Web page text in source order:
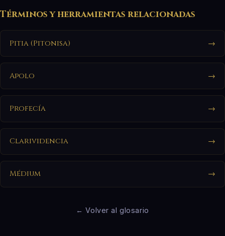
Términos y herramientas relacionadas
Pitia (Pitonisa) →
Apolo →
Profecía →
Clarividencia →
Médium →
← Volver al glosario